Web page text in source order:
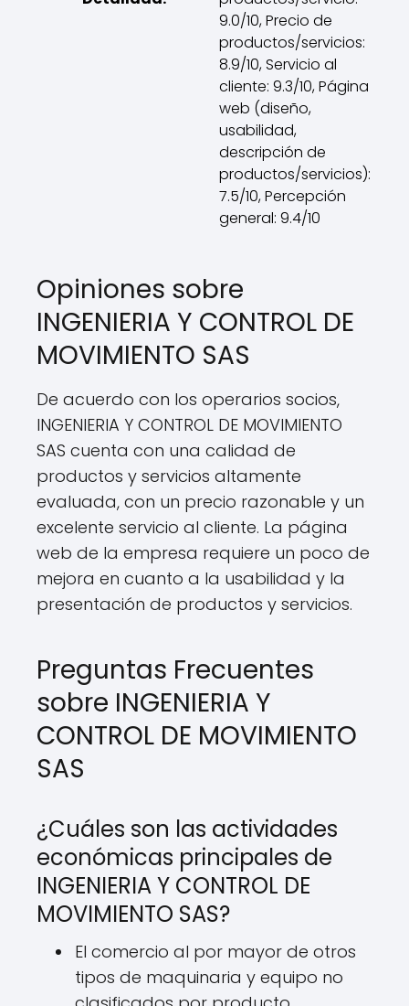
9.0/10, Precio de
productos/servicios:
8.9/10, Servicio al
cliente: 9.3/10, Página
web (diseño,
usabilidad,
descripción de
productos/servicios):
7.5/10, Percepción
general: 9.4/10
Opiniones sobre
INGENIERIA Y CONTROL DE
MOVIMIENTO SAS
De acuerdo con los operarios socios,
INGENIERIA Y CONTROL DE MOVIMIENTO
SAS cuenta con una calidad de
productos y servicios altamente
evaluada, con un precio razonable y un
excelente servicio al cliente. La página
web de la empresa requiere un poco de
mejora en cuanto a la usabilidad y la
presentación de productos y servicios.
Preguntas Frecuentes
sobre INGENIERIA Y
CONTROL DE MOVIMIENTO
SAS
¿Cuáles son las actividades
económicas principales de
INGENIERIA Y CONTROL DE
MOVIMIENTO SAS?
El comercio al por mayor de otros
tipos de maquinaria y equipo no